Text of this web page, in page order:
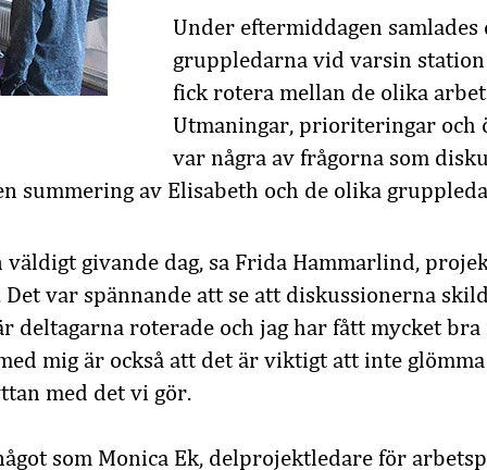
Under eftermiddagen samlades
gruppledarna vid varsin
fick rotera mellan de olika
Utmaningar, prioriteringar och
var några av frågorna som
summering av Elisabeth och de olika
givande dag, sa Frida Hammarlind,
var spännande att se att diskussionerna
deltagarna roterade och jag har fått mycket
mig är också att det är viktigt att inte
med det vi gör.
som Monica Ek, delprojektledare för